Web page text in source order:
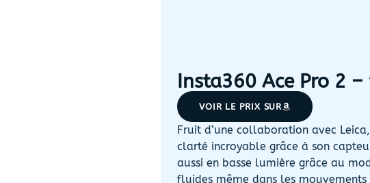
Insta360 Ace Pro 2
VOIR LE PRIX SUR
Fruit d’une collaboration avec
clarté incroyable grâce à son
aussi en basse lumière grâce au
fluides même dans les